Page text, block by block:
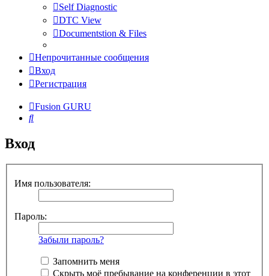
Self Diagnostic
DTC View
Documentstion & Files
Непрочитанные сообщения
Вход
Регистрация
Fusion GURU
Поиск
Вход
Имя пользователя:
Пароль:
Забыли пароль?
Запомнить меня
Скрыть моё пребывание на конференции в этот